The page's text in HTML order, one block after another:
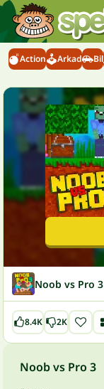
Action Arkad Bil
Noob vs Pro 3
8.4K 2K
Noob vs Pro 3